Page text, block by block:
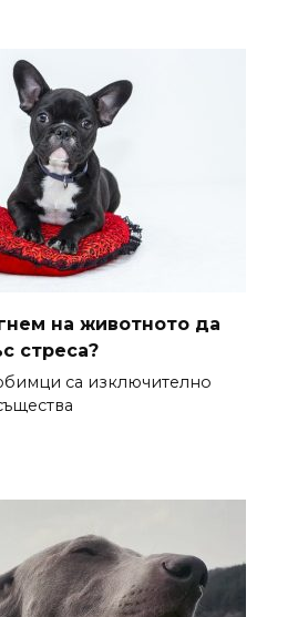
на животното да
стреса?
са изключително